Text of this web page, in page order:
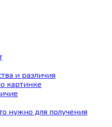
и различия
картинке
нужно для получения